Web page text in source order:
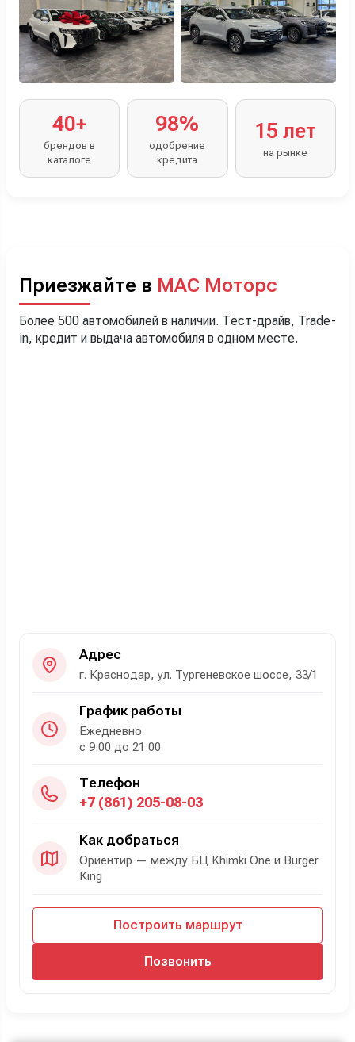
40+
брендов в
каталоге
98%
одобрение
кредита
15 лет
на рынке
Приезжайте в МАС Моторс
Более 500 автомобилей в наличии. Тест-драйв, Trade-
in, кредит и выдача автомобиля в одном месте.
Адрес
г. Краснодар, ул. Тургеневское шоссе, 33/1
График работы
Ежедневно
с 9:00 до 21:00
Телефон
+7 (861) 205-08-03
Как добраться
Ориентир — между БЦ Khimki One и Burger
King
Построить маршрут
Позвонить